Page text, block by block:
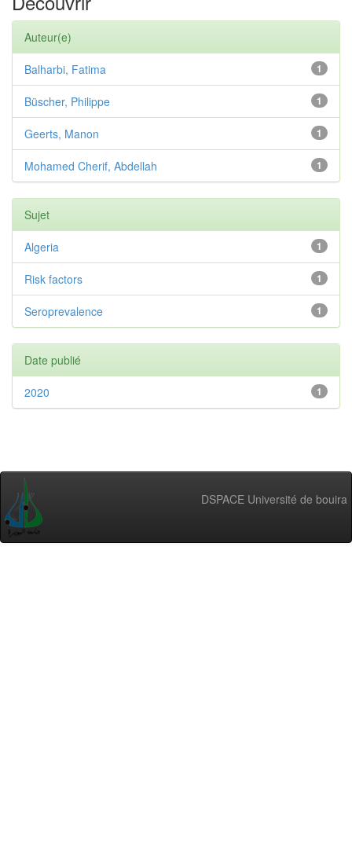
Auteur(e)
1
Balharbi, Fatima
1
Büscher, Philippe
1
Geerts, Manon
1
Mohamed Cherif, Abdellah
Sujet
1
Algeria
1
Risk factors
1
Seroprevalence
Date publié
1
2020
DSPACE Université de bouira